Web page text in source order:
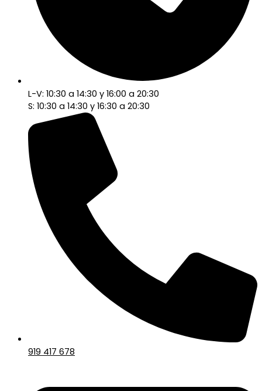
L-V: 10:30 a 14:30 y 16:00 a 20:30
S: 10:30 a 14:30 y 16:30 a 20:30
919 417 678